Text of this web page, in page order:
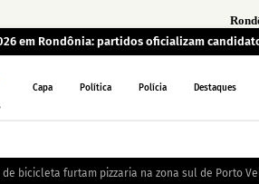
em Rondônia: partidos oficializam
Capa Política Polícia Destaques
de bicicleta furtam pizzaria na zona sul de Porto